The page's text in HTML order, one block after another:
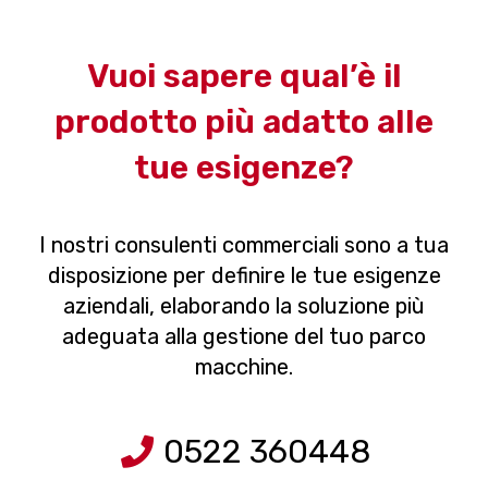
Vuoi sapere qual’è il
prodotto più adatto alle
tue esigenze?
I nostri consulenti commerciali sono a tua
disposizione per definire le tue esigenze
aziendali, elaborando la soluzione più
adeguata alla gestione del tuo parco
macchine.
0522 360448